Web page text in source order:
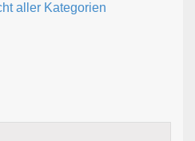
aller Kategorien